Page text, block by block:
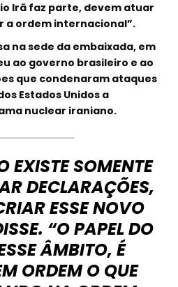
Irã faz parte, devem atuar
a ordem internacional”.
na sede da embaixada, em
ao governo brasileiro e ao
que condenaram ataques
Estados Unidos a
nuclear iraniano.
EXISTE SOMENTE
DECLARAÇÕES,
ESSE NOVO
“O PAPEL DO
ÂMBITO, É
ORDEM O QUE